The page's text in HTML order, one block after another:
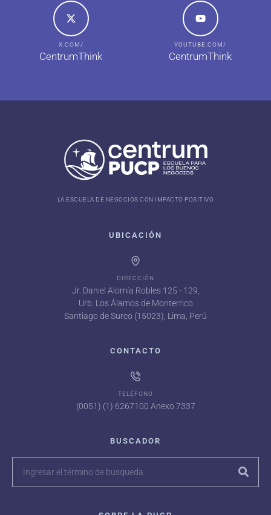
X.COM/
CentrumThink
YOUTUBE.COM/
CentrumThink
LA ESCUELA DE NEGOCIOS CON IMPACTO POSITIVO
UBICACIÓN
DIRECCIÓN
Jr. Daniel Alomía Robles 125 - 129,
Urb. Los Álamos de Monterrico
Santiago de Surco (15023), Lima, Perú
CONTACTO
TELÉFONO
(0051) (1) 6267100 Anexo 7337
BUSCADOR